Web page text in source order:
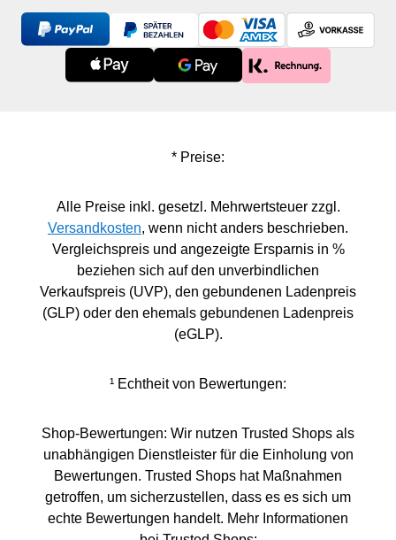
* Preise:
Alle Preise inkl. gesetzl. Mehrwertsteuer zzgl.
Versandkosten, wenn nicht anders beschrieben.
Vergleichspreis und angezeigte Ersparnis in %
beziehen sich auf den unverbindlichen
Verkaufspreis (UVP), den gebundenen Ladenpreis
(GLP) oder den ehemals gebundenen Ladenpreis
(eGLP).
¹ Echtheit von Bewertungen:
Shop-Bewertungen: Wir nutzen Trusted Shops als
unabhängigen Dienstleister für die Einholung von
Bewertungen. Trusted Shops hat Maßnahmen
getroffen, um sicherzustellen, dass es es sich um
echte Bewertungen handelt. Mehr Informationen